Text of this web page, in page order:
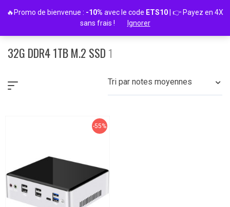
32G DDR4 1TB M.2 SSD 1
Tri par notes moyennes
-55%
🔥Promo de bienvenue : -10% avec le code ETS10 | 👉 Payez en 4X
sans frais !
Ignorer